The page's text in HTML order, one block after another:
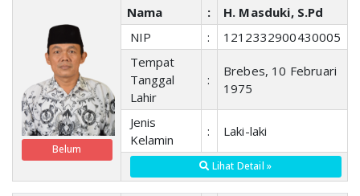
Belum
Nama :
H. Masduki, S.Pd
NIP
:
1212332900430005
Tempat
Tanggal
Lahir
:
Brebes, 10 Februari
1975
Jenis
Kelamin
: Laki-laki
Lihat Detail »